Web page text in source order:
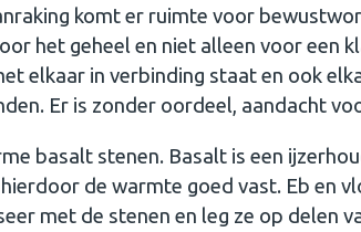
komt er ruimte voor
het geheel en niet alleen voor een
elkaar in verbinding staat en ook
Er is zonder oordeel, aandacht
basalt stenen. Basalt is een
de warmte goed vast. Eb en
met de stenen en leg ze op delen